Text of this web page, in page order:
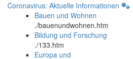
Coronavirus: Aktuelle Informationen
Bauen und Wohnen
./bauenundwohnen.htm
Bildung und Forschung
./133.htm
Europa und